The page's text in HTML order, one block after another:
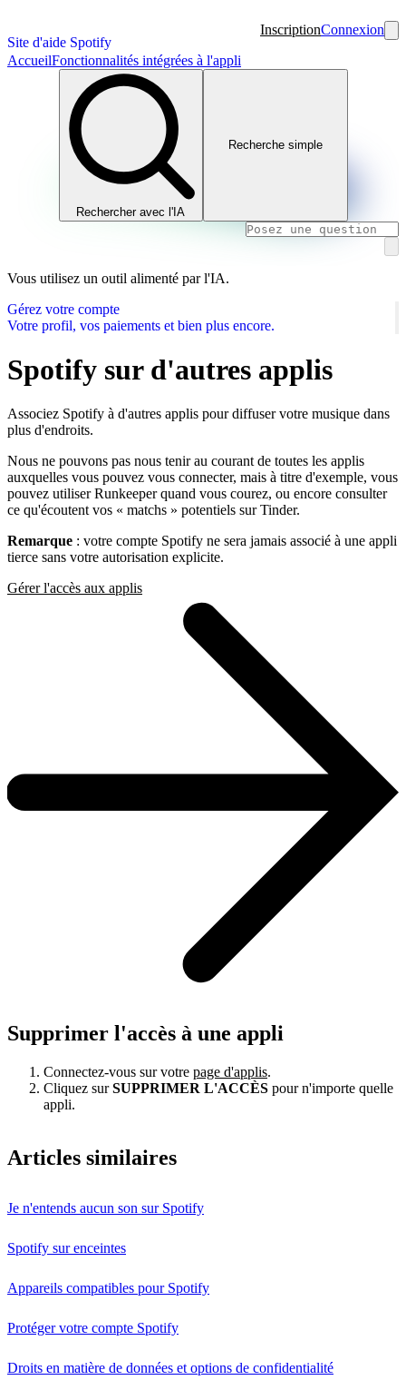
Site d'aide Spotify
InscriptionConnexion
AccueilFonctionnalités intégrées à l'appli
Rechercher avec l'IA
Recherche simple
Vous utilisez un outil alimenté par l'IA.
Gérez votre compte
Votre profil, vos paiements et bien plus encore.
Spotify sur d'autres applis
Associez Spotify à d'autres applis pour diffuser votre musique dans
plus d'endroits.
Nous ne pouvons pas nous tenir au courant de toutes les applis
auxquelles vous pouvez vous connecter, mais à titre d'exemple, vous
pouvez utiliser Runkeeper quand vous courez, ou encore consulter
ce qu'écoutent vos « matchs » potentiels sur Tinder.
Remarque : votre compte Spotify ne sera jamais associé à une appli
tierce sans votre autorisation explicite.
Gérer l'accès aux applis
Supprimer l'accès à une appli
Connectez-vous sur votre page d'applis.
Cliquez surSUPPRIMER L'ACCÈS pour n'importe quelle
appli.
Articles similaires
Je n'entends aucun son sur Spotify
Spotify sur enceintes
Appareils compatibles pour Spotify
Protéger votre compte Spotify
Droits en matière de données et options de confidentialité